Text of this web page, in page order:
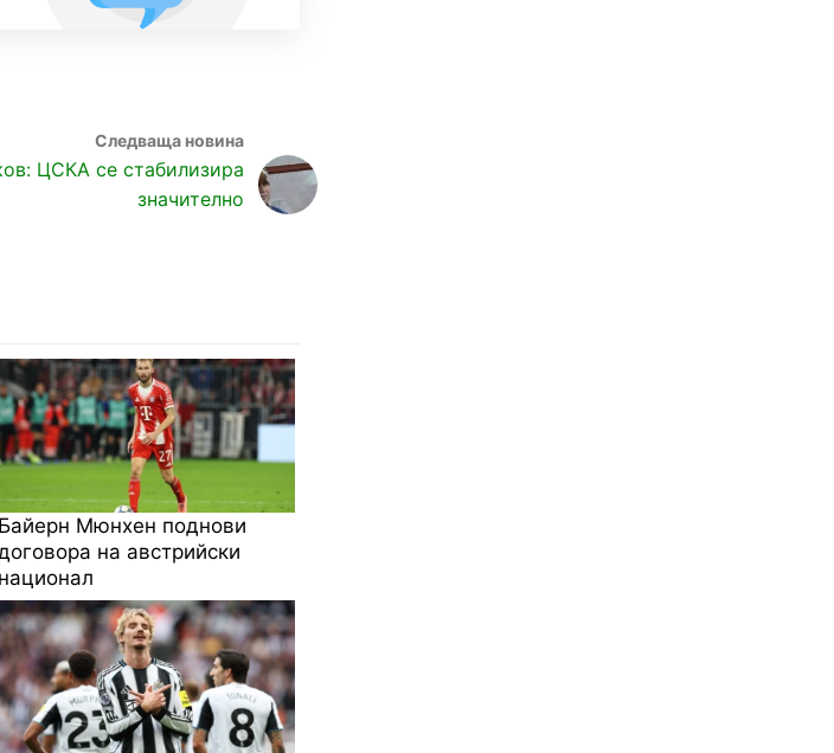
ЦСКА се стабилизира
значително
Байерн Мюнхен поднови
на австрийски
национал